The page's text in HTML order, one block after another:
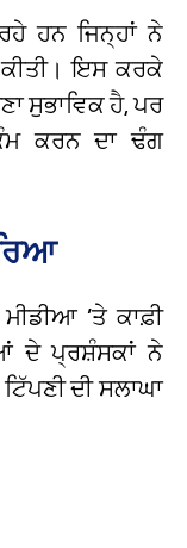
ਹਨ ਜਿਨ੍ਹਾਂ ਨੇ
ਕੀਤੀ। ਇਸ ਕਰਕੇ
ਸੁਭਾਵਿਕ ਹੈ, ਪਰ
ਕਰਨ ਦਾ ਢੰਗ
’ਤੇ ਕਾਫ਼ੀ
ਦੇ ਪ੍ਰਸ਼ੰਸਕਾਂ ਨੇ
ਦੀ ਸਲਾਘਾ